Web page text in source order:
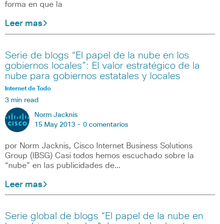
forma en que la
Leer mas
Serie de blogs “El papel de la nube en los
gobiernos locales”: El valor estratégico de la
nube para gobiernos estatales y locales
Internet de Todo
3 min read
Norm Jacknis
15 May 2013 - 0 comentarios
por Norm Jacknis, Cisco Internet Business Solutions
Group (IBSG) Casi todos hemos escuchado sobre la
“nube” en las publicidades de…
Leer mas
Serie global de blogs “El papel de la nube en